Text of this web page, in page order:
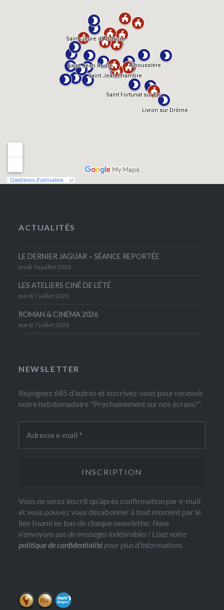
ACTUALITÉS
LE DERNIER JAGUAR – SÉANCE REPORTÉE
jeudi 16 juillet 2026
LES ATELIERS CINÉ DE L’ÉTÉ
mardi 7 juillet 2026
ROMAN & CINEMA 2026
mardi 7 juillet 2026
NEWSLETTER
Rejoignez 685 d'autres et inscrivez-vous pour recevoir
notre hebdomadaire "Prochainement sur nos écrans!"
Vous ne serez inscrit qu'après confirmation par e-mail
et vous pouvez vous désabonner à tout moment par le
lien fourni en bas de chaque newsletter. Nous
n’envoyons pas de messages indésirables ! Lisez notre
politique de confidentialité pour plus d’informations.